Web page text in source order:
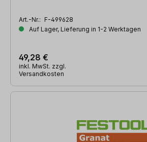
Art.-Nr.: F-499628
Auf Lager, Lieferung in 1-2 Werktagen
49,28 €
inkl. MwSt. zzgl.
Versandkosten